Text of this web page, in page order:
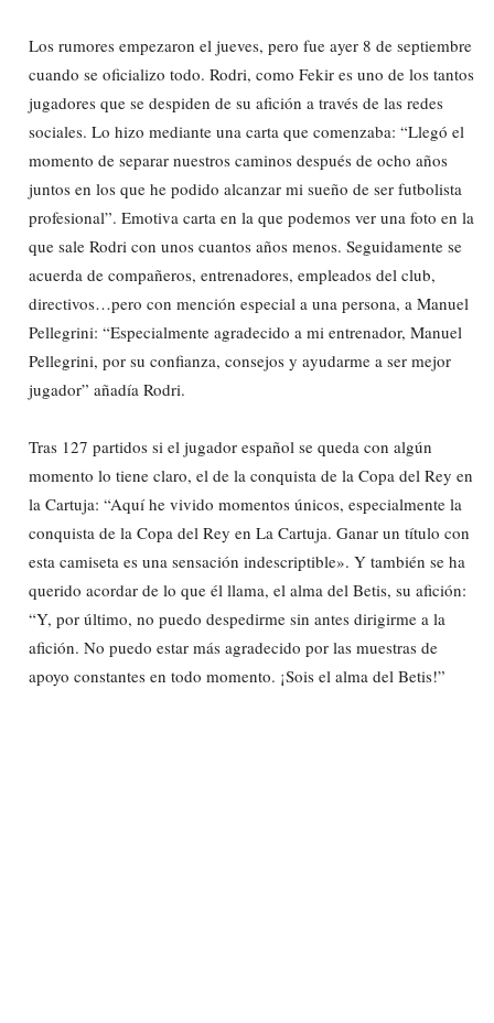
Los rumores empezaron el jueves, pero fue ayer 8 de septiembre
cuando se oficializo todo. Rodri, como Fekir es uno de los tantos
jugadores que se despiden de su afición a través de las redes
sociales. Lo hizo mediante una carta que comenzaba: “Llegó el
momento de separar nuestros caminos después de ocho años
juntos en los que he podido alcanzar mi sueño de ser futbolista
profesional”. Emotiva carta en la que podemos ver una foto en la
que sale Rodri con unos cuantos años menos. Seguidamente se
acuerda de compañeros, entrenadores, empleados del club,
directivos…pero con mención especial a una persona, a Manuel
Pellegrini: “Especialmente agradecido a mi entrenador, Manuel
Pellegrini, por su confianza, consejos y ayudarme a ser mejor
jugador” añadía Rodri.
Tras 127 partidos si el jugador español se queda con algún
momento lo tiene claro, el de la conquista de la Copa del Rey en
la Cartuja: “Aquí he vivido momentos únicos, especialmente la
conquista de la Copa del Rey en La Cartuja. Ganar un título con
esta camiseta es una sensación indescriptible». Y también se ha
querido acordar de lo que él llama, el alma del Betis, su afición:
“Y, por último, no puedo despedirme sin antes dirigirme a la
afición. No puedo estar más agradecido por las muestras de
apoyo constantes en todo momento. ¡Sois el alma del Betis!”